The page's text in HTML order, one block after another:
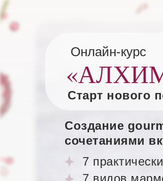
Старт нового
Онлайн-курс
Создание
сочетаниями
7
7 видов